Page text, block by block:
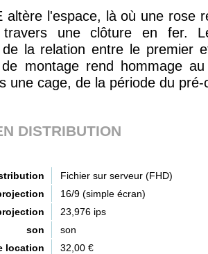
altère l'espace, là où une rose
une clôture en fer.
de la relation entre le premier
de montage rend hommage
une cage, de la période du pré-
DISTRIBUTION
Fichier sur serveur (FHD)
16/9 (simple écran)
23,976 ips
son
son
location
32,00 €